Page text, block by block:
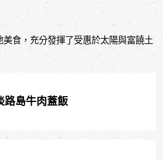
食，充分發揮了受惠於太陽與富饒土
路島牛肉蓋飯